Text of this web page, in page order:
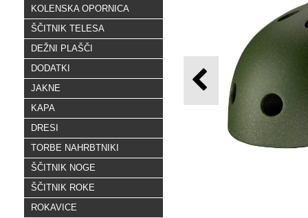
KOLENSKA OPORNICA
ŠČITNIK TELESA
DEŽNI PLAŠČI
DODATKI
JAKNE
KAPA
DRESI
TORBE NAHRBTNIKI
ŠČITNIK NOGE
ŠČITNIK ROKE
ROKAVICE